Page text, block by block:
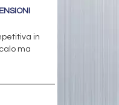
in
ma